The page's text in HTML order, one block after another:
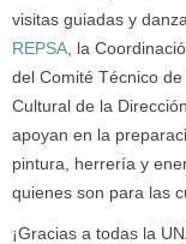
visitas guiadas y
REPSA , la
del Comité Técnico
Cultural de la
apoyan en la
pintura, herrería y
quienes son para las
¡Gracias a todas la